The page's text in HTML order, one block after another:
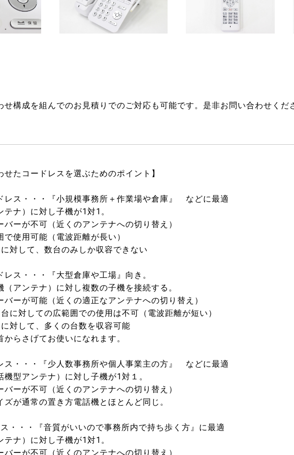
せ構成を組んでのお見積りでのご対応も可能です。是非お問い合わせくだ
せたコードレスを選ぶためのポイント】
ス・・・『小規模事務所＋作業場や倉庫』 などに最適
）に対し子機が1対1。
不可（近くのアンテナへの切り替え）
用可能（電波距離が長い）
て、数台のみしか収容できない
ス・・・『大型倉庫や工場』向き。
テナ）に対し複数の子機を接続する。
可能（近くの適正なアンテナへの切り替え）
しての広範囲での使用は不可（電波距離が短い）
て、多くの台数を収容可能
さげてお使いになれます。
・・・『少人数事務所や個人事業主の方』 などに最適
アンテナ）に対し子機が1対１。
不可（近くのアンテナへの切り替え）
常の置き方電話機とほとんど同じ。
・・・『音質がいいので事務所内で持ち歩く方』に最適
）に対し子機が1対1。
不可（近くのアンテナへの切り替え）